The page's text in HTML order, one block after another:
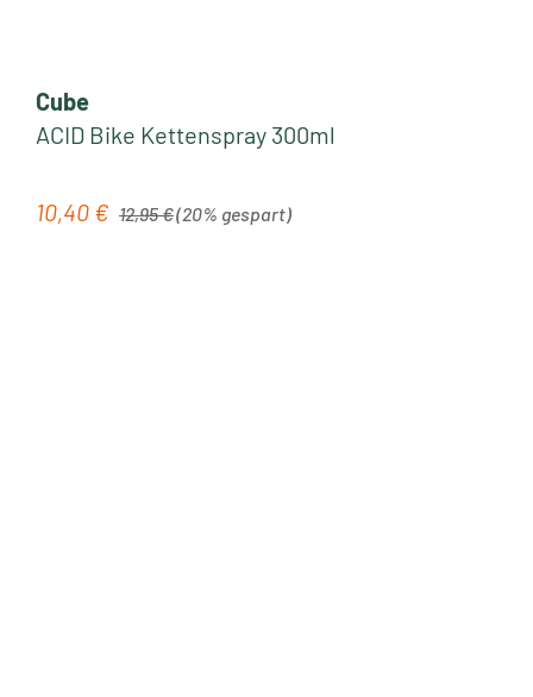
Cube
ACID Bike Kettenspray 300ml
Verkaufspreis:
10,40 € Regulärer Preis:
12,95 €(20% gespart)